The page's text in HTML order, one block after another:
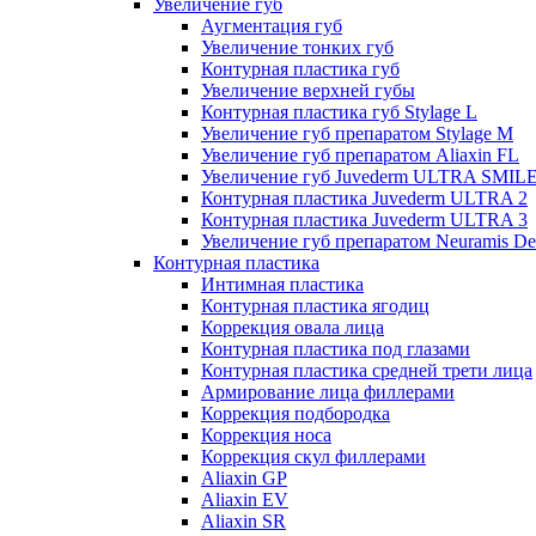
Увеличение губ
Аугментация губ
Увеличение тонких губ
Контурная пластика губ
Увеличение верхней губы
Контурная пластика губ Stylage L
Увеличение губ препаратом Stylage M
Увеличение губ препаратом Aliaxin FL
Увеличение губ Juvederm ULTRA
Контурная пластика Juvederm ULTRA 2
Контурная пластика Juvederm ULTRA 3
Увеличение губ препаратом Neuramis
Контурная пластика
Интимная пластика
Контурная пластика ягодиц
Коррекция овала лица
Контурная пластика под глазами
Контурная пластика средней трети лица
Армирование лица филлерами
Коррекция подбородка
Коррекция носа
Коррекция скул филлерами
Aliaxin GP
Aliaxin EV
Aliaxin SR